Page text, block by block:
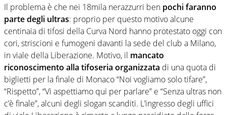
Il problema è che nei 18mila nerazzurri ben pochi faranno
parte degli ultras: proprio per questo motivo alcune
centinaia di tifosi della Curva Nord hanno protestato oggi con
cori, striscioni e fumogeni davanti la sede del club a Milano,
in viale della Liberazione. Motivo, il mancato
riconoscimento alla tifoseria organizzata di una quota di
biglietti per la finale di Monaco “Noi vogliamo solo tifare”,
“Rispetto”, “Vi aspettiamo qui per parlare” e “Senza ultras non
c’è finale”, alcuni degli slogan scanditi. L’ingresso degli uffici